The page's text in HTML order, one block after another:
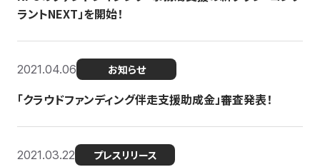
ラントNEXT」を開始！
2021.04.06 お知らせ
「クラウドファンディング伴走支援助成金」審査発表！
2021.03.22 プレスリリース